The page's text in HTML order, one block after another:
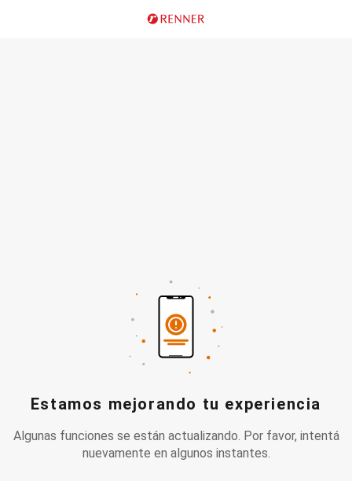
Estamos mejorando tu experiencia
Algunas funciones se están actualizando. Por favor, intentá
nuevamente en algunos instantes.